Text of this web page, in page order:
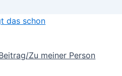
Zu meiner Person